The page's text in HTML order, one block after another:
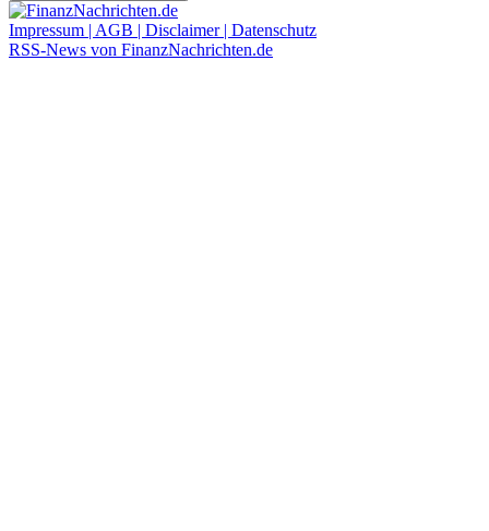
Impressum | AGB | Disclaimer | Datenschutz
RSS-News von FinanzNachrichten.de